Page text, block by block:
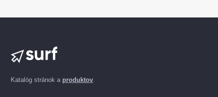
Katalóg stránok a produktov.